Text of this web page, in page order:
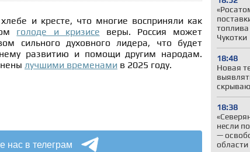
Чукотки
18:48
Новая
18:38
несли
—
и кресте, что многие восприняли как
голоде и кризисе веры. Россия может
сильного духовного лидера, что будет
развитию и помощи другим народам.
лучшими временами в 2025 году.
нас в телеграм